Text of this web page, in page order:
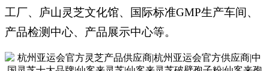
工厂、庐山灵芝文化馆、国际标准GMP生产车间、
产品检测中心、产品展示中心等。